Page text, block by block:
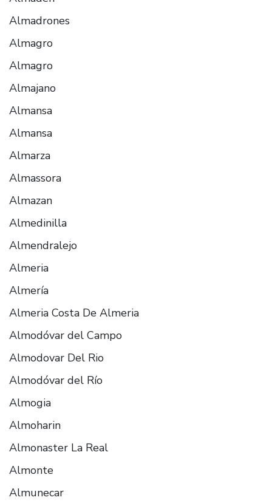
Almadrones
Almagro
Almagro
Almajano
Almansa
Almansa
Almarza
Almassora
Almazan
Almedinilla
Almendralejo
Almeria
Almería
Almeria Costa De Almeria
Almodóvar del Campo
Almodovar Del Rio
Almodóvar del Río
Almogia
Almoharin
Almonaster La Real
Almonte
Almunecar